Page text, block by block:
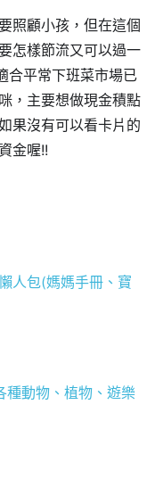
照顧小孩，但在這個
怎樣節流又可以過一
合平常下班菜市場已
，主要想做現金積點
果沒有可以看卡片的
金喔!!
人包(媽媽手冊、寶
種動物、植物、遊樂